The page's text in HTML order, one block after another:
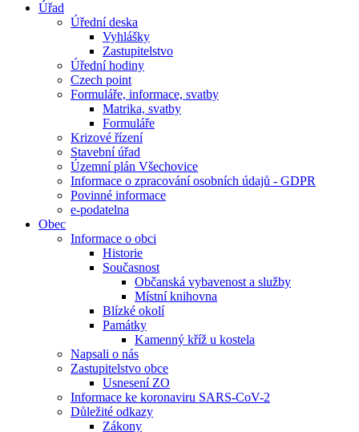
Úřad
Úřední deska
Vyhlášky
Zastupitelstvo
Úřední hodiny
Czech point
Formuláře, informace, svatby
Matrika, svatby
Formuláře
Krizové řízení
Stavební úřad
Územní plán Všechovice
Informace o zpracování osobních údajů - GDPR
Povinné informace
e-podatelna
Obec
Informace o obci
Historie
Současnost
Občanská vybavenost a služby
Místní knihovna
Blízké okolí
Památky
Kamenný kříž u kostela
Napsali o nás
Zastupitelstvo obce
Usnesení ZO
Informace ke koronaviru SARS-CoV-2
Důležité odkazy
Zákony